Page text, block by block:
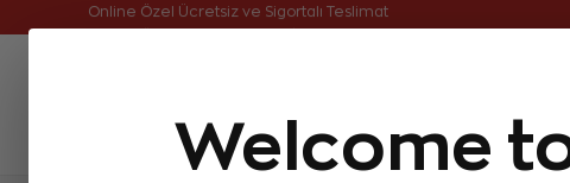
Welcome
Online Özel Ücretsiz ve Sigortalı Teslimat
Aynı Gün Kargo Çok Satanlar